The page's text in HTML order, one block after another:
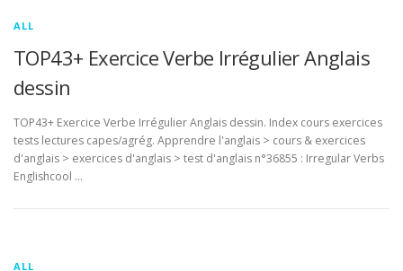
ALL
TOP43+ Exercice Verbe Irrégulier Anglais
dessin
TOP43+ Exercice Verbe Irrégulier Anglais dessin. Index cours exercices
tests lectures capes/agrég. Apprendre l'anglais > cours & exercices
d'anglais > exercices d'anglais > test d'anglais n°36855 : Irregular Verbs
Englishcool …
ALL